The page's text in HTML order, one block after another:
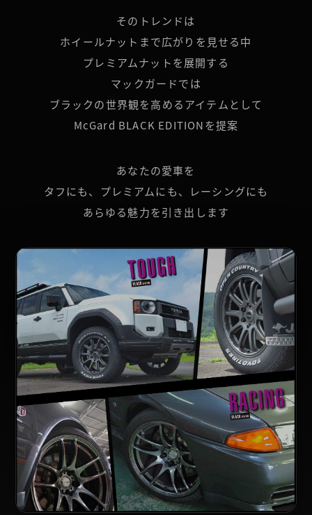
そのトレンドは
ホイールナットまで広がりを見せる中
プレミアムナットを展開する
マックガードでは
ブラックの世界観を高めるアイテムとして
McGard BLACK EDITIONを提案
あなたの愛車を
タフにも、プレミアムにも、レーシングにも
あらゆる魅力を引き出します